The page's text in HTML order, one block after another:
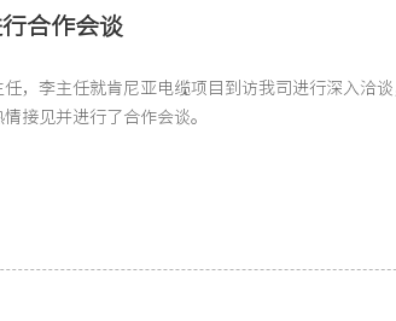
合作会谈
，李主任就肯尼亚电缆项目到访我司进行深入洽
接见并进行了合作会谈。